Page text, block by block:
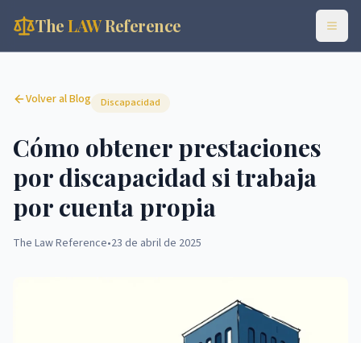
TheLAWReference
Volver al Blog Discapacidad
Cómo obtener prestaciones
por discapacidad si trabaja
por cuenta propia
The Law Reference•23 de abril de 2025